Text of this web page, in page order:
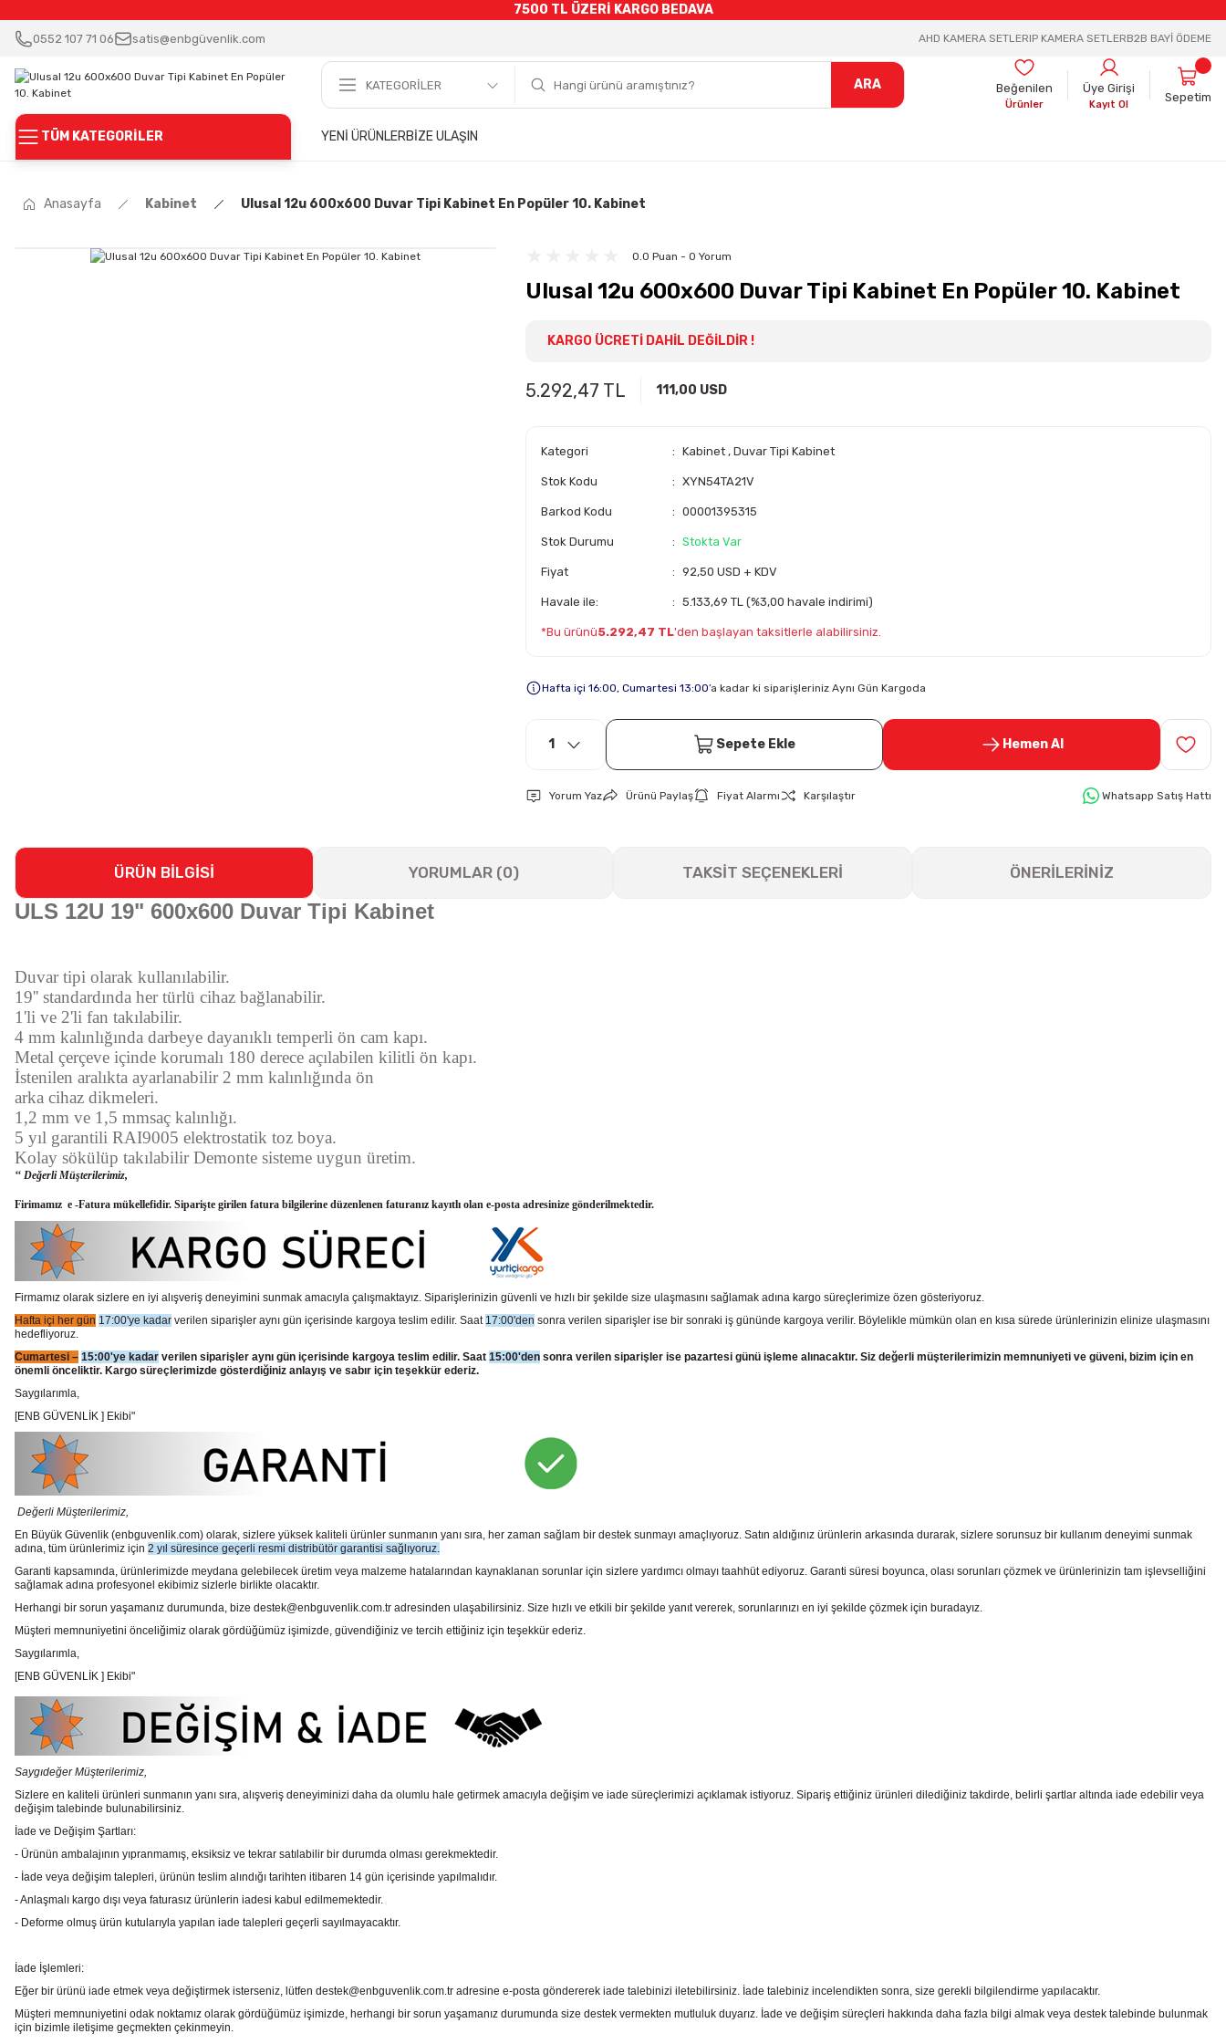
7500 TL ÜZERİ KARGO BEDAVA
0552 107 71 06 satis@enbgüvenlik.com AHD KAMERA SETLERIP KAMERA SETLERB2B BAYİ ÖDEME
ARA Beğenilen
Ürünler
Üye Girişi
Kayıt Ol
Sepetim
TÜM KATEGORİLER YENİ ÜRÜNLERBİZE ULAŞIN
Anasayfa Kabinet Ulusal 12u 600x600 Duvar Tipi Kabinet En Popüler 10. Kabinet
0.0 Puan - 0 Yorum
Ulusal 12u 600x600 Duvar Tipi Kabinet En Popüler 10. Kabinet
KARGO ÜCRETİ DAHİL DEĞİLDİR !
5.292,47 TL 111,00 USD
Kategori Kabinet , Duvar Tipi Kabinet
Stok Kodu XYN54TA21V
Barkod Kodu 00001395315
Stok Durumu Stokta Var
Fiyat 92,50 USD + KDV
Havale ile: 5.133,69 TL (%3,00 havale indirimi)
*Bu ürünü5.292,47 TL'den başlayan taksitlerle alabilirsiniz.
Hafta içi 16:00, Cumartesi 13:00’a kadar ki siparişleriniz Aynı Gün Kargoda
Sepete Ekle Hemen Al
Yorum Yaz Ürünü Paylaş Fiyat Alarmı Karşılaştır Whatsapp Satış Hattı
ÜRÜN BİLGİSİ YORUMLAR (0) TAKSİT SEÇENEKLERİ ÖNERİLERİNİZ
ULS 12U 19" 600x600 Duvar Tipi Kabinet
Duvar tipi olarak kullanılabilir.
19'' standardında her türlü cihaz bağlanabilir.
1'li ve 2'li fan takılabilir.
4 mm kalınlığında darbeye dayanıklı temperli ön cam kapı.
Metal çerçeve içinde korumalı 180 derece açılabilen kilitli ön kapı.
İstenilen aralıkta ayarlanabilir 2 mm kalınlığında ön
arka cihaz dikmeleri.
1,2 mm ve 1,5 mmsaç kalınlığı.
5 yıl garantili RAI9005 elektrostatik toz boya.
Kolay sökülüp takılabilir Demonte sisteme uygun üretim.
‘‘ Değerli Müşterilerimiz,
Firimamız e -Fatura mükellefidir. Siparişte girilen fatura bilgilerine düzenlenen faturanız kayıtlı olan e-posta adresinize gönderilmektedir.
Firmamız olarak sizlere en iyi alışveriş deneyimini sunmak amacıyla çalışmaktayız. Siparişlerinizin güvenli ve hızlı bir şekilde size ulaşmasını sağlamak adına kargo süreçlerimize özen gösteriyoruz.
Hafta içi her gün 17:00'ye kadar verilen siparişler aynı gün içerisinde kargoya teslim edilir. Saat 17:00'den sonra verilen siparişler ise bir sonraki iş gününde kargoya verilir. Böylelikle mümkün olan en kısa sürede ürünlerinizin elinize ulaşmasını
hedefliyoruz.
Cumartesi – 15:00'ye kadar verilen siparişler aynı gün içerisinde kargoya teslim edilir. Saat 15:00'den sonra verilen siparişler ise pazartesi günü işleme alınacaktır. Siz değerli müşterilerimizin memnuniyeti ve güveni, bizim için en
önemli önceliktir. Kargo süreçlerimizde gösterdiğiniz anlayış ve sabır için teşekkür ederiz.
Saygılarımla,
[ENB GÜVENLİK ] Ekibi"
Değerli Müşterilerimiz,
En Büyük Güvenlik (enbguvenlik.com) olarak, sizlere yüksek kaliteli ürünler sunmanın yanı sıra, her zaman sağlam bir destek sunmayı amaçlıyoruz. Satın aldığınız ürünlerin arkasında durarak, sizlere sorunsuz bir kullanım deneyimi sunmak
adına, tüm ürünlerimiz için 2 yıl süresince geçerli resmi distribütör garantisi sağlıyoruz.
Garanti kapsamında, ürünlerimizde meydana gelebilecek üretim veya malzeme hatalarından kaynaklanan sorunlar için sizlere yardımcı olmayı taahhüt ediyoruz. Garanti süresi boyunca, olası sorunları çözmek ve ürünlerinizin tam işlevselliğini
sağlamak adına profesyonel ekibimiz sizlerle birlikte olacaktır.
Herhangi bir sorun yaşamanız durumunda, bize destek@enbguvenlik.com.tr adresinden ulaşabilirsiniz. Size hızlı ve etkili bir şekilde yanıt vererek, sorunlarınızı en iyi şekilde çözmek için buradayız.
Müşteri memnuniyetini önceliğimiz olarak gördüğümüz işimizde, güvendiğiniz ve tercih ettiğiniz için teşekkür ederiz.
Saygılarımla,
[ENB GÜVENLİK ] Ekibi"
Saygıdeğer Müşterilerimiz,
Sizlere en kaliteli ürünleri sunmanın yanı sıra, alışveriş deneyiminizi daha da olumlu hale getirmek amacıyla değişim ve iade süreçlerimizi açıklamak istiyoruz. Sipariş ettiğiniz ürünleri dilediğiniz takdirde, belirli şartlar altında iade edebilir veya
değişim talebinde bulunabilirsiniz.
İade ve Değişim Şartları:
- Ürünün ambalajının yıpranmamış, eksiksiz ve tekrar satılabilir bir durumda olması gerekmektedir.
- İade veya değişim talepleri, ürünün teslim alındığı tarihten itibaren 14 gün içerisinde yapılmalıdır.
- Anlaşmalı kargo dışı veya faturasız ürünlerin iadesi kabul edilmemektedir.
- Deforme olmuş ürün kutularıyla yapılan iade talepleri geçerli sayılmayacaktır.
İade İşlemleri:
Eğer bir ürünü iade etmek veya değiştirmek isterseniz, lütfen destek@enbguvenlik.com.tr adresine e-posta göndererek iade talebinizi iletebilirsiniz. İade talebiniz incelendikten sonra, size gerekli bilgilendirme yapılacaktır.
Müşteri memnuniyetini odak noktamız olarak gördüğümüz işimizde, herhangi bir sorun yaşamanız durumunda size destek vermekten mutluluk duyarız. İade ve değişim süreçleri hakkında daha fazla bilgi almak veya destek talebinde bulunmak
için bizimle iletişime geçmekten çekinmeyin.